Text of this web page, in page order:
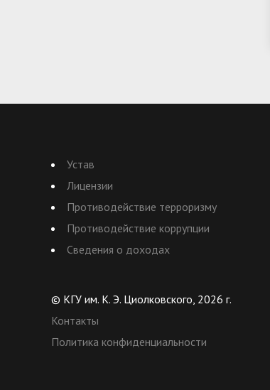
Устав
Лицензии
Противодействие терроризму
Противодействие коррупции
Сведения о доходах
© КГУ им. К. Э. Циолковского, 2026 г.
Контакты
Политика конфиденциальности